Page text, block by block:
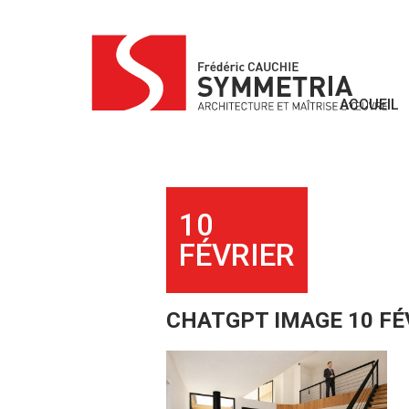
ACCUEIL
10
FÉVRIER
CHATGPT IMAGE 10